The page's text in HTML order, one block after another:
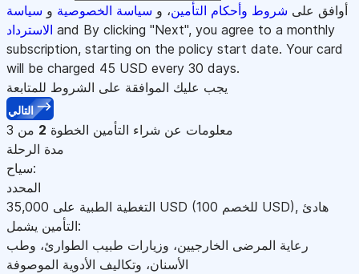
أوافق على شروط وأحكام التأمين، و سياسة الخصوصية و سياسة
الاسترداد and By clicking "Next", you agree to a monthly
subscription, starting on the policy start date. Your card
will be charged 45 USD every 30 days.
يجب عليك الموافقة على الشروط للمتابعة
التالي
معلومات عن شراء التأمين الخطوة 2 من 3
مدة الرحلة
سياح:
المحدد
التغطية الطبية على 35,000 USD USD), هادئ
التأمين يشمل:
رعاية المرضى الخارجيين، وزيارات طبيب الطوارئ، وطب
الأسنان، وتكاليف الأدوية الموصوفة